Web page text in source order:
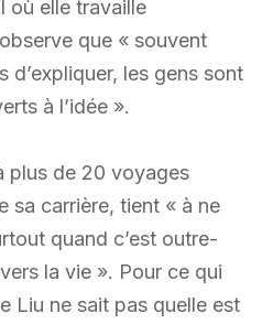
où elle travaille
que « souvent
d’expliquer, les gens sont
à l’idée ».
plus de 20 voyages
sa carrière, tient « à ne
quand c’est outre-
la vie ». Pour ce qui
Liu ne sait pas quelle est